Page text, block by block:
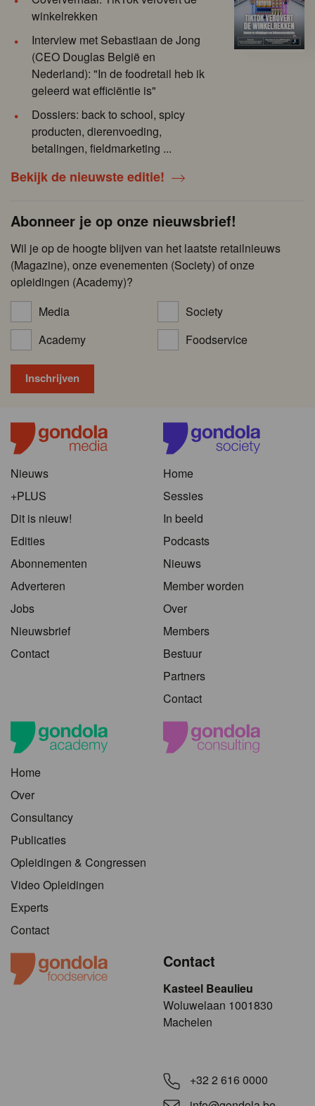
winkelrekken
Interview met Sebastiaan de Jong
(CEO Douglas België en
Nederland): "In de foodretail heb ik
geleerd wat efficiëntie is"
Dossiers: back to school, spicy
producten, dierenvoeding,
betalingen, fieldmarketing ...
Bekijk de nieuwste editie!
Abonneer je op onze nieuwsbrief!
Wil je op de hoogte blijven van het laatste retailnieuws
(Magazine), onze evenementen (Society) of onze
opleidingen (Academy)?
Media
Society
Academy
Foodservice
Nieuws
+PLUS
Dit is nieuw!
Edities
Abonnementen
Adverteren
Jobs
Nieuwsbrief
Contact
Home
Sessies
In beeld
Podcasts
Nieuws
Member worden
Over
Members
Bestuur
Partners
Contact
Home
Over
Consultancy
Publicaties
Opleidingen & Congressen
Video Opleidingen
Experts
Contact
Contact
Kasteel Beaulieu
​​​Woluwelaan 1001830
Machelen
+32 2 616 0000